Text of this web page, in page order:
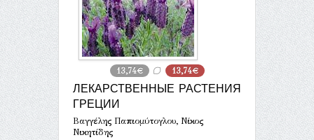
13,74€ 13,74€
ЛЕКАРСТВЕННЫЕ РАСТЕНИЯ
ГРЕЦИИ
Βαγγέλης Παπιομύτογλου, Νίκος
Νικητίδης